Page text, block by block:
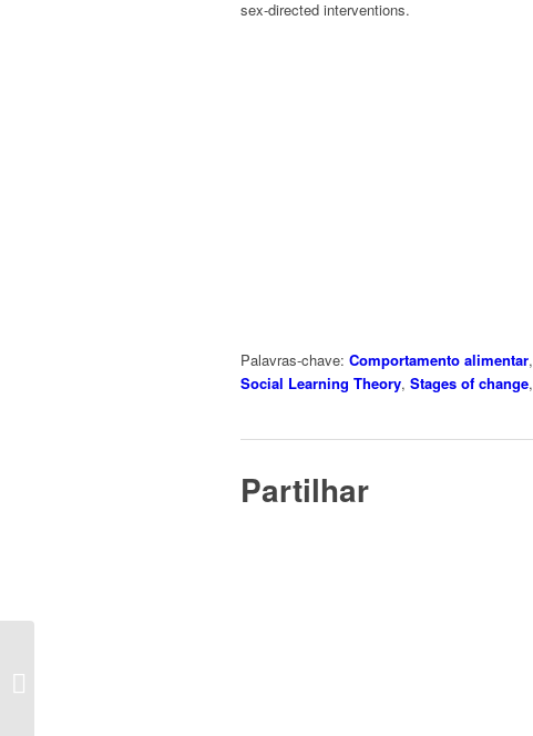
sex-directed interventions.
Palavras-chave: Comportamento alimentar,
Social Learning Theory, Stages of change,
Partilhar